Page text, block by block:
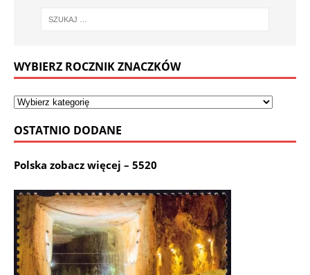
WYBIERZ ROCZNIK ZNACZKÓW
OSTATNIO DODANE
Polska zobacz więcej – 5520